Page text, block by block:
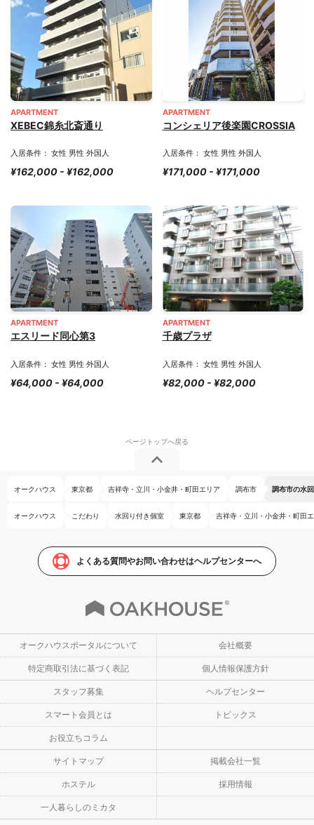
APARTMENT
XEBEC錦糸北斎通り
入居条件： 女性 男性 外国人
¥162,000 - ¥162,000
APARTMENT
コンシェリア後楽園CROSSIA
入居条件： 女性 男性 外国人
¥171,000 - ¥171,000
APARTMENT
エスリード同心第3
入居条件： 女性 男性 外国人
¥64,000 - ¥64,000
APARTMENT
千歳プラザ
入居条件： 女性 男性 外国人
¥82,000 - ¥82,000
オークハウス 東京都 吉祥寺・立川・小金井・町田エリア 調布市 調布市の水
オークハウス こだわり 水回り付き個室 東京都 吉祥寺・立川・小金井・町田
よくある質問やお問い合わせはヘルプセンターへ
オークハウスポータルについて 会社概要
特定商取引法に基づく表記 個人情報保護方針
スタッフ募集 ヘルプセンター
スマート会員とは トピックス
お役立ちコラム
サイトマップ 掲載会社一覧
ホステル 採用情報
一人暮らしのミカタ